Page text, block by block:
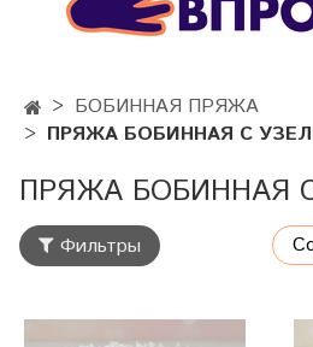
БОБИННАЯ ПРЯЖА
ПРЯЖА БОБИННАЯ С
ПРЯЖА БОБИННАЯ
Фильтры